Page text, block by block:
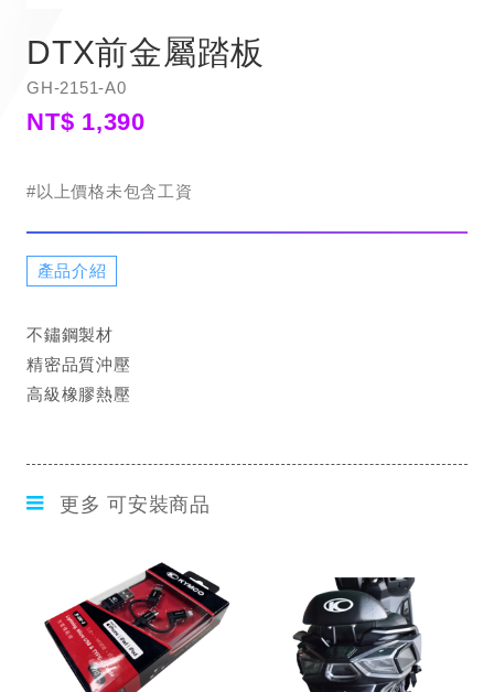
DTX前金屬踏板
GH-2151-A0
NT$ 1,390
#以上價格未包含工資
產品介紹
不鏽鋼製材
精密品質沖壓
高級橡膠熱壓
更多 可安裝商品